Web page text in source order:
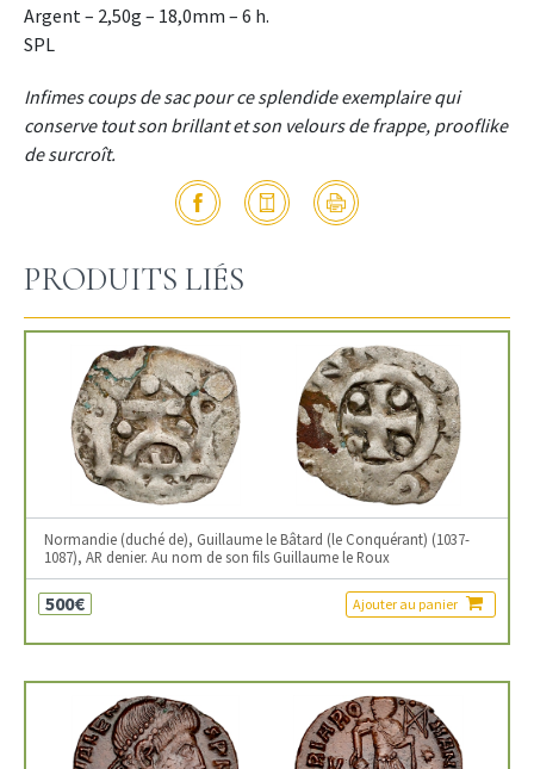
Argent – 2,50g – 18,0mm – 6 h.
SPL
Infimes coups de sac pour ce splendide exemplaire qui
conserve tout son brillant et son velours de frappe, prooflike
de surcroît.
PRODUITS LIÉS
Normandie (duché de), Guillaume le Bâtard (le Conquérant) (1037-
1087), AR denier. Au nom de son fils Guillaume le Roux
500€ Ajouter au panier